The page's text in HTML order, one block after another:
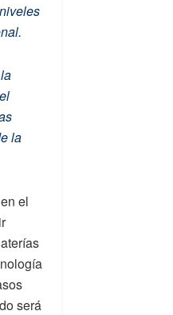
la
el
será